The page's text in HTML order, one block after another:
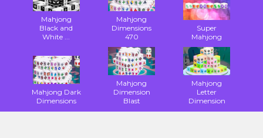
Mahjong
Black and
White ...
Mahjong
Dimensions
470
Super
Mahjong
Mahjong Dark
Dimensions
Mahjong
Dimension
Blast
Mahjong
Letter
Dimension